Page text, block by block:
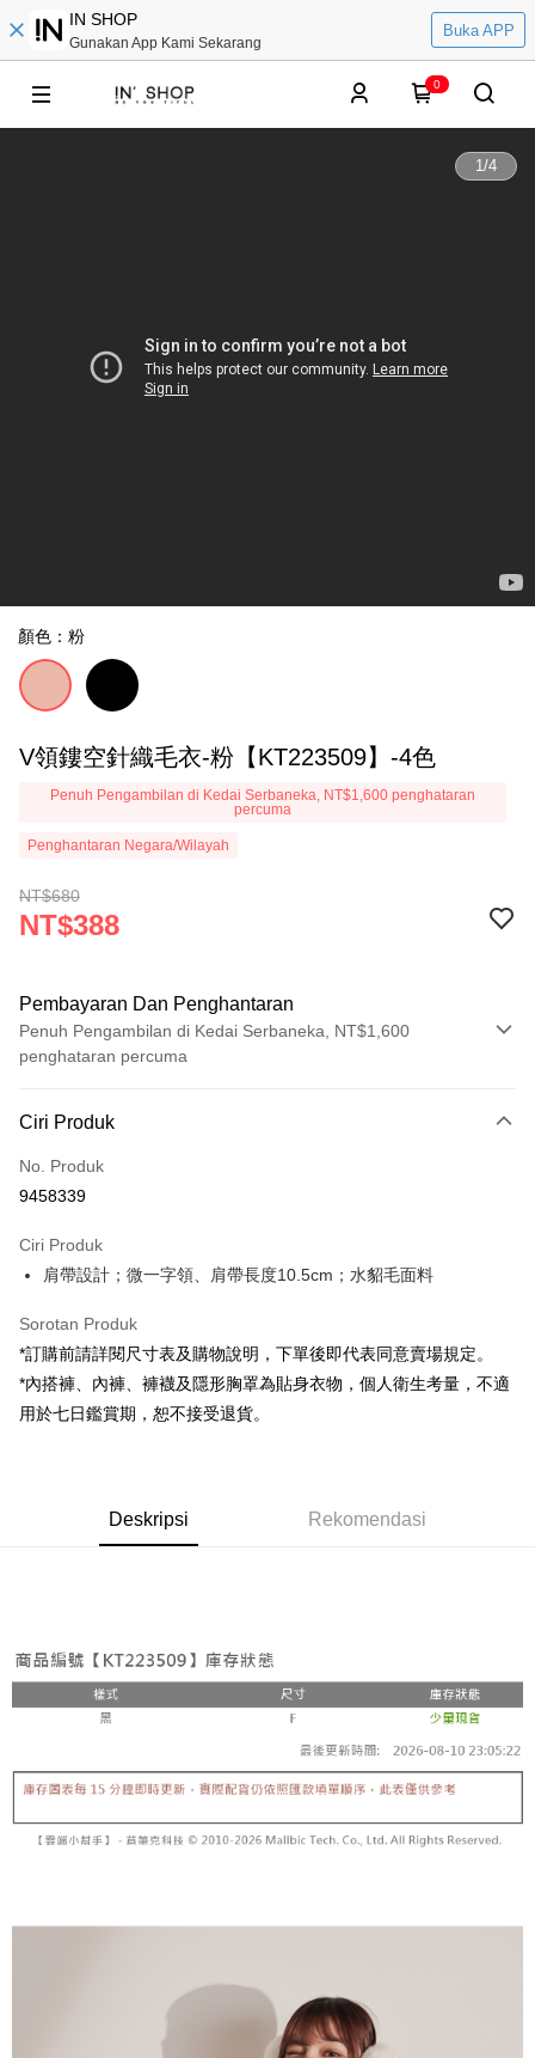
IN SHOP
Gunakan App Kami Sekarang
Buka APP
0
1/4
顏色：粉
V領鏤空針織毛衣-粉【KT223509】-4色
Penuh Pengambilan di Kedai Serbaneka, NT$1,600 penghataran
percuma
Penghantaran Negara/Wilayah
NT$680
NT$388
Pembayaran Dan Penghantaran
Penuh Pengambilan di Kedai Serbaneka, NT$1,600
penghataran percuma
Kad Kredit (Bayaran Penuh)
Pengambilan di Kedai Serbaneka
Apple Pay
Google Pay
OP Pay Later
Deskripsi
pengguna Taiwan Mobile tanpa memerlukan permohonan tambahan.
disahkan.
Had kredit yang diluluskan, tempoh ansuran yang tersedia, dan yuran
pada halaman pengesahan transaksi seterusnya.
Jika transaksi tidak disahkan dalam masa 30 minit selepas pesanan
dibuat, atau jika permohonan gagal dalam proses semakan, pesanan
akan dibatalkan secara automatik. Jika permohonan gagal pada
[Arahan Pembayaran]
berasingan dan tidak termasuk dalam bil telekom anda. SMS peringatan
pembayaran akan dihantar selepas kitaran bil bulanan.
Pertama, Mengenai Perkhidmatan AFTEE Beli Sekarang Bayar Kemudian
1. Dengan memilih AFTEE sebagai kaedah pembayaran, mesej
4. Setelah pesanan disahkan, anda akan menerima SMS pembayaran
manakala ahli aplikasi akan menerima pemberitahuan tolak aplikasi
5. Tiada bayaran diperlukan apabila anda menerima produk. Sila buat
pembayaran di empat kedai serbaneka utama, ATM atau perbankan
AFTEE.
Sila ambil perhatian bahawa tempoh pembayaran adalah 14 hari. Walau
bagaimanapun, bagi mereka yang telah memuat turun Aplikasi AFTEE
pesanan. Walau bagaimanapun, tiada jaminan bahawa anda boleh
menerima pesanan anda semasa tempoh pembayaran (cth.: produk
prapesanan atau produk yang mungkin mengambil masa yang lebih
Pemindahan ATM
NT$60/pesanan | Penghantaran percuma untuk pesanan
NT$1,800 atau lebih
NT$60/pesanan | Penghantaran percuma untuk pesanan
已關閉，請勿下單
已關閉，請勿下單(付取)
NT$60/pesanan | Penghantaran percuma untuk pesanan
Ciri Produk
No. Produk
9458339
Ciri Produk
肩帶設計；微一字領、肩帶長度10.5cm；水貂毛面料
Sorotan Produk
*訂購前請詳閱尺寸表及購物說明，下單後即代表同意賣場規定。
*內搭褲、內褲、褲襪及隱形胸罩為貼身衣物，個人衛生考量，不適
用於七日鑑賞期，恕不接受退貨。
Deskripsi Rekomendasi